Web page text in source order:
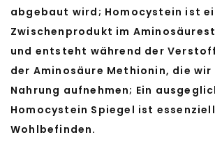
abgebaut wird; Homocystein ist
Zwischenprodukt im
und entsteht während der
der Aminosäure Methionin, die wir
Nahrung aufnehmen; Ein
Homocystein Spiegel ist
Wohlbefinden.